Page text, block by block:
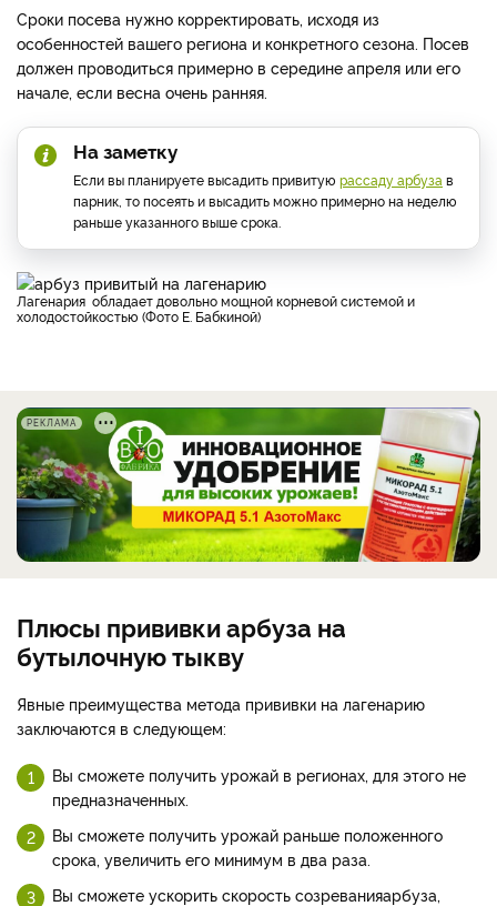
Сроки посева нужно корректировать, исходя из
особенностей вашего региона и конкретного сезона. Посев
должен проводиться примерно в середине апреля или его
начале, если весна очень ранняя.
На заметку
Если вы планируете высадить привитую рассаду арбуза в
парник, то посеять и высадить можно примерно на неделю
раньше указанного выше срока.
Лагенария обладает довольно мощной корневой системой и
холодостойкостью (Фото Е. Бабкиной)
РЕКЛАМА
Плюсы прививки арбуза на
бутылочную тыкву
Явные преимущества метода прививки на лагенарию
заключаются в следующем:
Вы сможете получить урожай в регионах, для этого не
предназначенных.
Вы сможете получить урожай раньше положенного
срока, увеличить его минимум в два раза.
Вы сможете ускорить скорость созреванияарбуза,